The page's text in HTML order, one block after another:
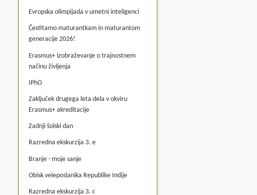
Evropska olimpijada v umetni inteligenci
Čestitamo maturantkam in maturantom
generacije 2026!
Erasmus+ izobraževanje o trajnostnem
načinu življenja
IPhO
Zaključek drugega leta dela v okviru
Erasmus+ akreditacije
Zadnji šolski dan
Razredna ekskurzija 3. e
Branje - moje sanje
Obisk veleposlanika Republike Indije
Razredna ekskurzija 3. c